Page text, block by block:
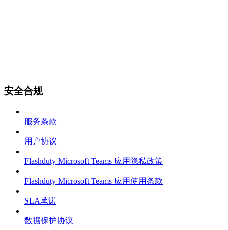
安全合规
服务条款
用户协议
Flashduty Microsoft Teams 应用隐私政策
Flashduty Microsoft Teams 应用使用条款
SLA承诺
数据保护协议